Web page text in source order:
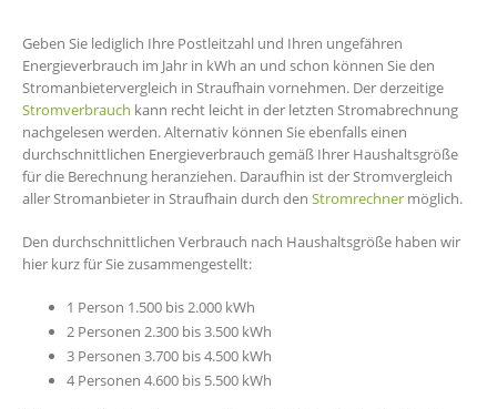
Geben Sie lediglich Ihre Postleitzahl und Ihren ungefähren
Energieverbrauch im Jahr in kWh an und schon können Sie den
Stromanbietervergleich in Straufhain vornehmen. Der derzeitige
Stromverbrauch kann recht leicht in der letzten Stromabrechnung
nachgelesen werden. Alternativ können Sie ebenfalls einen
durchschnittlichen Energieverbrauch gemäß Ihrer Haushaltsgröße
für die Berechnung heranziehen. Daraufhin ist der Stromvergleich
aller Stromanbieter in Straufhain durch den Stromrechner möglich.
Den durchschnittlichen Verbrauch nach Haushaltsgröße haben wir
hier kurz für Sie zusammengestellt:
1 Person 1.500 bis 2.000 kWh
2 Personen 2.300 bis 3.500 kWh
3 Personen 3.700 bis 4.500 kWh
4 Personen 4.600 bis 5.500 kWh